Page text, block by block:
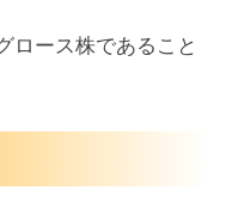
ロース株であること